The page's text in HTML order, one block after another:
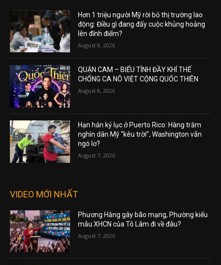
Hơn 1 triệu người Mỹ rời bỏ thị trường lao
động: Điều gì đang đẩy cuộc khủng hoảng
lên đỉnh điểm?
August 8, 2026
QUẬN CAM – BIỂU TÌNH ĐẦY KHÍ THẾ
CHỐNG CA NÔ VIỆT CỘNG QUỐC THIÊN
August 8, 2026
Hạn hán kỷ lục ở Puerto Rico: Hàng trăm
nghìn dân Mỹ “kêu trời”, Washington vẫn
ngó lơ?
August 7, 2026
VIDEO MỚI NHẤT
Phương Hằng gây bão mạng, Phường kiểu
mẫu XHCN của Tô Lâm đi về đâu?
August 7, 2026